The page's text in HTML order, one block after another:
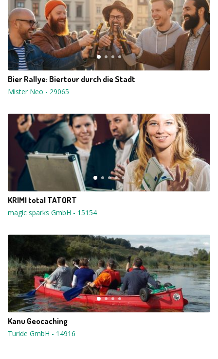
Bier Rallye: Biertour durch die Stadt
Mister Neo - 29065
KRIMI total TATORT
magic sparks GmbH - 15154
Kanu Geocaching
Turide GmbH - 14916